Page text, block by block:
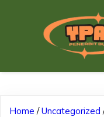
Home /Uncategorized